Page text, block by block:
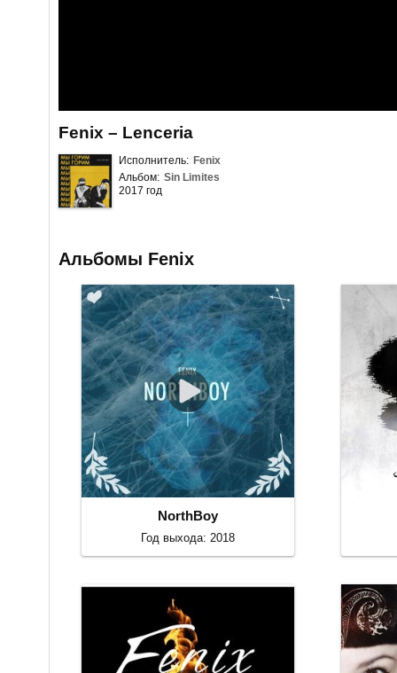
Fenix – Lenceria
Исполнитель: Fenix
Альбом: Sin Limites
2017 год
Альбомы Fenix
NorthBoy
Год выхода: 2018